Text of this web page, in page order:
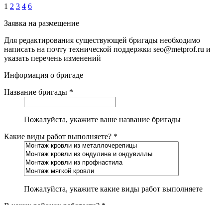
1 2 3 4 6
Заявка на размещение
Для редактирования существующей бригады необходимо
написать на почту технической поддержки seo@metprof.ru и
указать перечень изменений
Информация о бригаде
Название бригады *
Пожалуйста, укажите ваше название бригады
Какие виды работ выполняете? *
Пожалуйста, укажите какие виды работ выполняете